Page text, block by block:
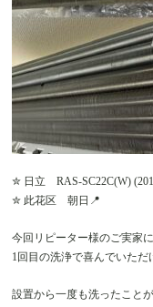
✮ 日立 RAS-SC22C(W)
✮ 此花区 朝日📍
今回リピーター様のご実家
1回目の洗浄で喜んでいただ
設置から一度も洗ったこと